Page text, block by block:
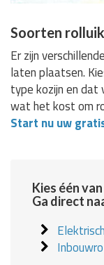
Soorten
Er zijn
laten plaatsen.
type kozijn en dat
wat het kost om
Start nu uw
Kies één
Ga direct